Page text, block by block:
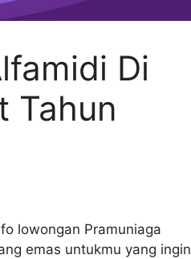
Di
Tahun
lowongan Pramuniaga
emas untukmu yang ingin